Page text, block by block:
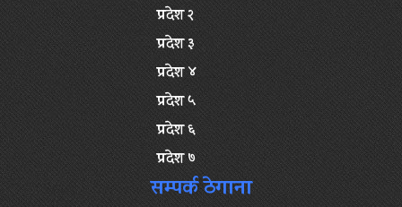
प्रदेश २
प्रदेश ३
प्रदेश ४
प्रदेश ५
प्रदेश ६
प्रदेश ७
सम्पर्क ठेगाना